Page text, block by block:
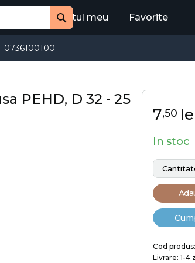
Cauta
Contul meu Favorite
0736100100
PEHD, D 32 - 25
7,50
In stoc
Cod
Livrare: 1-4